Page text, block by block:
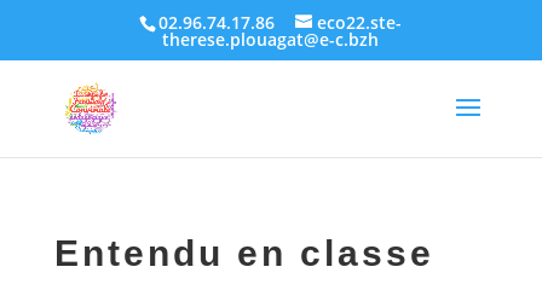
02.96.74.17.86 eco22.ste-
therese.plouagat@e-c.bzh
Entendu en classe